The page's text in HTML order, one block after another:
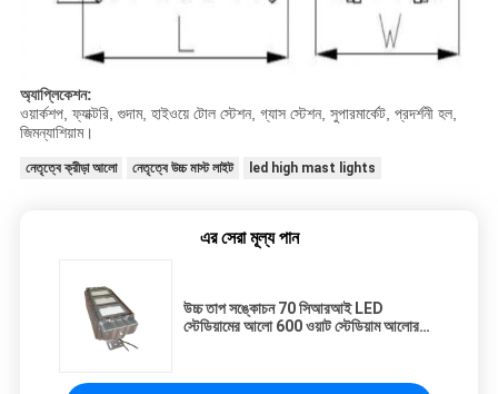
অ্যাপ্লিকেশন:
ওয়ার্কশপ, ফ্যাক্টরি, গুদাম, হাইওয়ে টোল স্টেশন, গ্যাস স্টেশন, সুপারমার্কেট, প্রদর্শনী হল,
জিমন্যাশিয়াম।
নেতৃত্বে ক্রীড়া আলো নেতৃত্বে উচ্চ মাস্ট লাইট led high mast lights
এর সেরা মূল্য পান
উচ্চ তাপ সঙ্কোচন 70 সিআরআই LED
স্টেডিয়ামের আলো 600 ওয়াট স্টেডিয়াম আলোর